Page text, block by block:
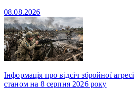
08.08.2026
Інформація про відсіч збройної
станом на 8 серпня 2026 року